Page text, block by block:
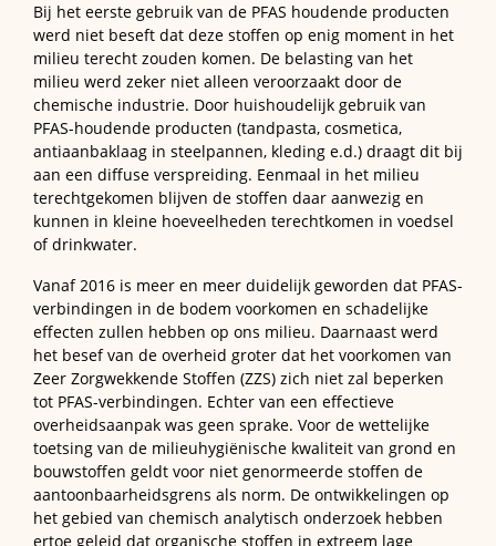
Bij het eerste gebruik van de PFAS houdende producten
werd niet beseft dat deze stoffen op enig moment in het
milieu terecht zouden komen. De belasting van het
milieu werd zeker niet alleen veroorzaakt door de
chemische industrie. Door huishoudelijk gebruik van
PFAS-houdende producten (tandpasta, cosmetica,
antiaanbaklaag in steelpannen, kleding e.d.) draagt dit bij
aan een diffuse verspreiding. Eenmaal in het milieu
terechtgekomen blijven de stoffen daar aanwezig en
kunnen in kleine hoeveelheden terechtkomen in voedsel
of drinkwater.
Vanaf 2016 is meer en meer duidelijk geworden dat PFAS-
verbindingen in de bodem voorkomen en schadelijke
effecten zullen hebben op ons milieu. Daarnaast werd
het besef van de overheid groter dat het voorkomen van
Zeer Zorgwekkende Stoffen (ZZS) zich niet zal beperken
tot PFAS-verbindingen. Echter van een effectieve
overheidsaanpak was geen sprake. Voor de wettelijke
toetsing van de milieuhygiënische kwaliteit van grond en
bouwstoffen geldt voor niet genormeerde stoffen de
aantoonbaarheidsgrens als norm. De ontwikkelingen op
het gebied van chemisch analytisch onderzoek hebben
ertoe geleid dat organische stoffen in extreem lage